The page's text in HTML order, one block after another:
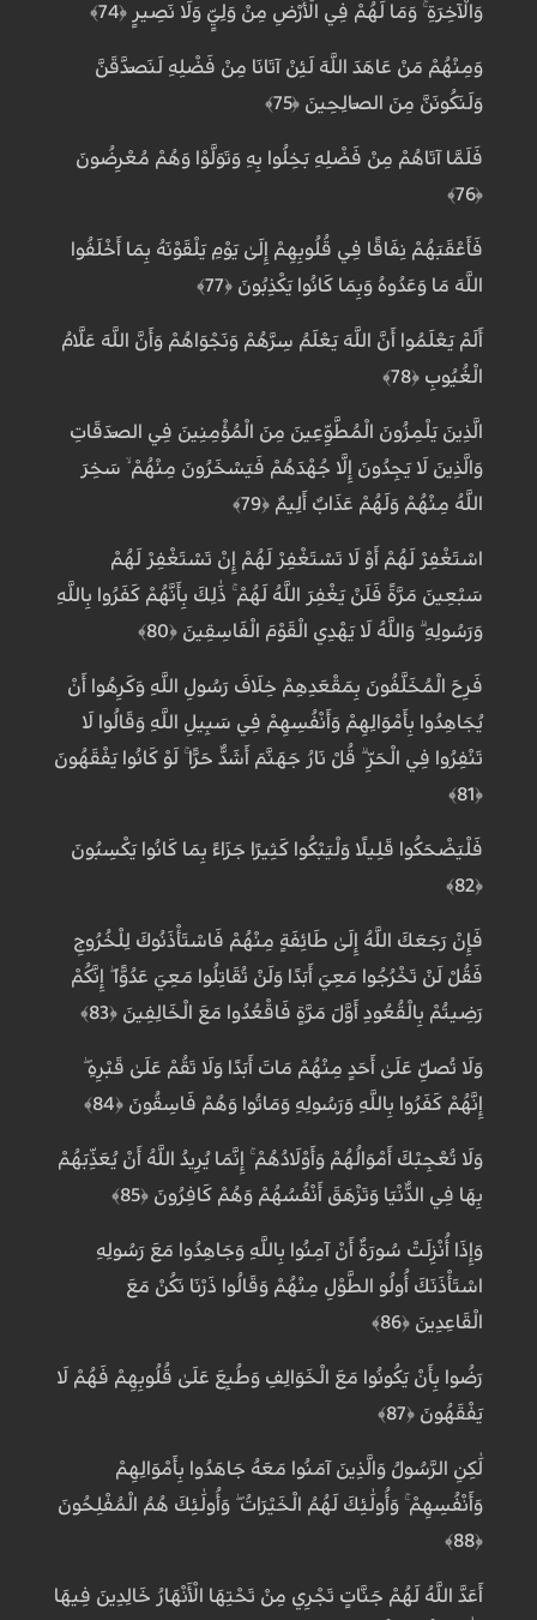
وَالْآخِرَةِ ۚ وَمَا لَهُمْ فِي الْأَرْضِ مِنْ وَلِيٍّ وَلَا نَصِيرٍ ﴿74﴾
وَمِنْهُمْ مَنْ عَاهَدَ اللَّهَ لَئِنْ آتَانَا مِنْ فَضْلِهِ لَنَصَّدَّقَنَّ
وَلَنَكُونَنَّ مِنَ الصَّالِحِينَ ﴿75﴾
فَلَمَّا آتَاهُمْ مِنْ فَضْلِهِ بَخِلُوا بِهِ وَتَوَلَّوْا وَهُمْ مُعْرِضُونَ
﴿76﴾
فَأَعْقَبَهُمْ نِفَاقًا فِي قُلُوبِهِمْ إِلَىٰ يَوْمِ يَلْقَوْنَهُ بِمَا أَخْلَفُوا
اللَّهَ مَا وَعَدُوهُ وَبِمَا كَانُوا يَكْذِبُونَ ﴿77﴾
أَلَمْ يَعْلَمُوا أَنَّ اللَّهَ يَعْلَمُ سِرَّهُمْ وَنَجْوَاهُمْ وَأَنَّ اللَّهَ عَلَّامُ
الْغُيُوبِ ﴿78﴾
الَّذِينَ يَلْمِزُونَ الْمُطَّوِّعِينَ مِنَ الْمُؤْمِنِينَ فِي الصَّدَقَاتِ
وَالَّذِينَ لَا يَجِدُونَ إِلَّا جُهْدَهُمْ فَيَسْخَرُونَ مِنْهُمْ ۙ سَخِرَ
اللَّهُ مِنْهُمْ وَلَهُمْ عَذَابٌ أَلِيمٌ ﴿79﴾
اسْتَغْفِرْ لَهُمْ أَوْ لَا تَسْتَغْفِرْ لَهُمْ إِنْ تَسْتَغْفِرْ لَهُمْ
سَبْعِينَ مَرَّةً فَلَنْ يَغْفِرَ اللَّهُ لَهُمْ ۚ ذَٰلِكَ بِأَنَّهُمْ كَفَرُوا بِاللَّهِ
وَرَسُولِهِ ۗ وَاللَّهُ لَا يَهْدِي الْقَوْمَ الْفَاسِقِينَ ﴿80﴾
فَرِحَ الْمُخَلَّفُونَ بِمَقْعَدِهِمْ خِلَافَ رَسُولِ اللَّهِ وَكَرِهُوا أَنْ
يُجَاهِدُوا بِأَمْوَالِهِمْ وَأَنْفُسِهِمْ فِي سَبِيلِ اللَّهِ وَقَالُوا لَا
تَنْفِرُوا فِي الْحَرِّ ۗ قُلْ نَارُ جَهَنَّمَ أَشَدُّ حَرًّا ۚ لَوْ كَانُوا يَفْقَهُونَ
﴿81﴾
فَلْيَضْحَكُوا قَلِيلًا وَلْيَبْكُوا كَثِيرًا جَزَاءً بِمَا كَانُوا يَكْسِبُونَ
﴿82﴾
فَإِنْ رَجَعَكَ اللَّهُ إِلَىٰ طَائِفَةٍ مِنْهُمْ فَاسْتَأْذَنُوكَ لِلْخُرُوجِ
فَقُلْ لَنْ تَخْرُجُوا مَعِيَ أَبَدًا وَلَنْ تُقَاتِلُوا مَعِيَ عَدُوًّا ۖ إِنَّكُمْ
رَضِيتُمْ بِالْقُعُودِ أَوَّلَ مَرَّةٍ فَاقْعُدُوا مَعَ الْخَالِفِينَ ﴿83﴾
وَلَا تُصَلِّ عَلَىٰ أَحَدٍ مِنْهُمْ مَاتَ أَبَدًا وَلَا تَقُمْ عَلَىٰ قَبْرِهِ ۖ
إِنَّهُمْ كَفَرُوا بِاللَّهِ وَرَسُولِهِ وَمَاتُوا وَهُمْ فَاسِقُونَ ﴿84﴾
وَلَا تُعْجِبْكَ أَمْوَالُهُمْ وَأَوْلَادُهُمْ ۚ إِنَّمَا يُرِيدُ اللَّهُ أَنْ يُعَذِّبَهُمْ
بِهَا فِي الدُّنْيَا وَتَزْهَقَ أَنْفُسُهُمْ وَهُمْ كَافِرُونَ ﴿85﴾
وَإِذَا أُنْزِلَتْ سُورَةٌ أَنْ آمِنُوا بِاللَّهِ وَجَاهِدُوا مَعَ رَسُولِهِ
اسْتَأْذَنَكَ أُولُو الطَّوْلِ مِنْهُمْ وَقَالُوا ذَرْنَا نَكُنْ مَعَ
الْقَاعِدِينَ ﴿86﴾
رَضُوا بِأَنْ يَكُونُوا مَعَ الْخَوَالِفِ وَطُبِعَ عَلَىٰ قُلُوبِهِمْ فَهُمْ لَا
يَفْقَهُونَ ﴿87﴾
لَٰكِنِ الرَّسُولُ وَالَّذِينَ آمَنُوا مَعَهُ جَاهَدُوا بِأَمْوَالِهِمْ
وَأَنْفُسِهِمْ ۚ وَأُولَٰئِكَ لَهُمُ الْخَيْرَاتُ ۖ وَأُولَٰئِكَ هُمُ الْمُفْلِحُونَ
﴿88﴾
أَعَدَّ اللَّهُ لَهُمْ جَنَّاتٍ تَجْرِي مِنْ تَحْتِهَا الْأَنْهَارُ خَالِدِينَ فِيهَا